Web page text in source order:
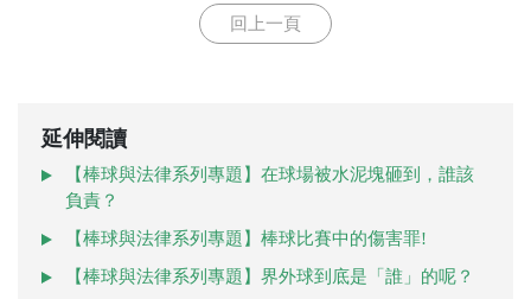
回上一頁
延伸閱讀
【棒球與法律系列專題】在球場被水泥塊砸到，誰該
負責？
【棒球與法律系列專題】棒球比賽中的傷害罪!
【棒球與法律系列專題】界外球到底是「誰」的呢？